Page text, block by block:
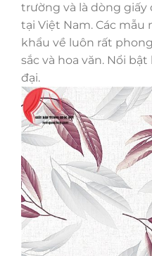
trường và là dòng
tại Việt Nam. Các mẫu
khẩu về luôn rất
sắc và hoa văn. Nổi
đại.